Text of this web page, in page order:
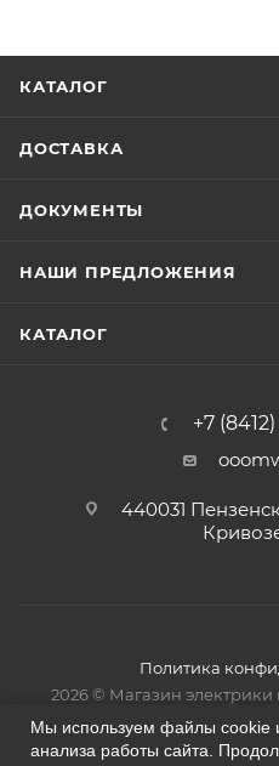
КАТАЛОГ
ДОСТАВКА
ДОКУМЕНТЫ
НАШИ ПРЕДЛОЖЕНИЯ
КАТАЛОГ
+7
440031
Политика
2026 © Магазин электрики
Мы используем файлы cookie
анализа работы сайта.